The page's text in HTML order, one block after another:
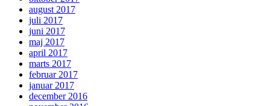
august 2017
juli 2017
juni 2017
maj 2017
april 2017
marts 2017
februar 2017
januar 2017
december 2016